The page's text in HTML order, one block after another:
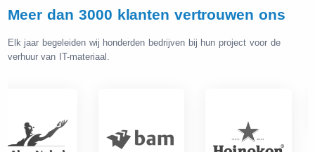
Meer dan 3000 klanten vertrouwen ons
Elk jaar begeleiden wij honderden bedrijven bij hun project voor de
verhuur van IT-materiaal.